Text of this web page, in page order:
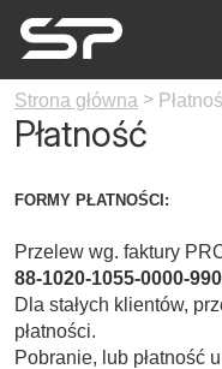
Strona główna >
Płatność
FORMY PŁATNOŚCI:
Przelew wg. faktury
88-1020-1055-0000-
Dla stałych klientów,
płatności.
Pobranie, lub płatność